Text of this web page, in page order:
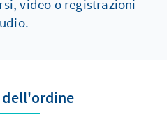
video o registrazioni